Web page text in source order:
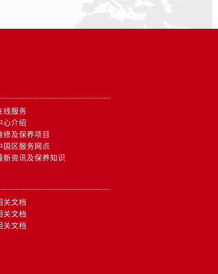
线服务
心介绍
修及保养项目
国区服务网点
新资讯及保养知识
关文档
关文档
关文档